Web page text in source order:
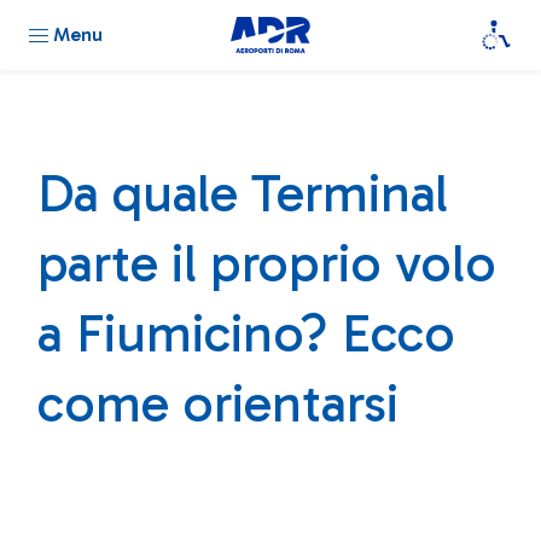
Menu
Da quale Terminal
parte il proprio volo
a Fiumicino? Ecco
come orientarsi